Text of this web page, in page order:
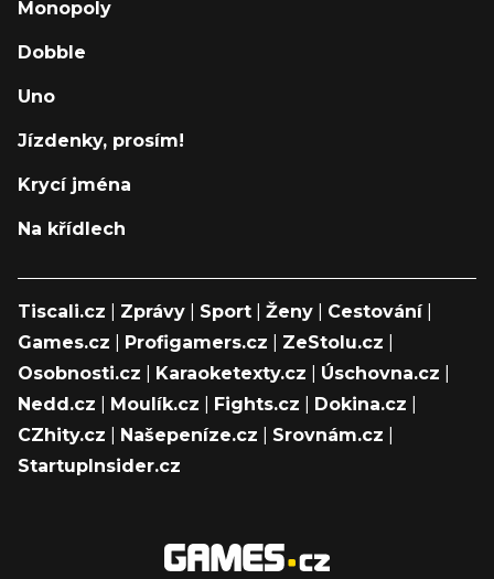
Monopoly
Dobble
Uno
Jízdenky, prosím!
Krycí jména
Na křídlech
Tiscali.cz Zprávy Sport Ženy Cestování|
Games.cz
Profigamers.cz ZeStolu.cz
Osobnosti.cz
Karaoketexty.cz Úschovna.cz
Nedd.cz
Moulík.cz Fights.cz Dokina.cz
CZhity.cz
Našepeníze.cz Srovnám.cz
StartupInsider.cz